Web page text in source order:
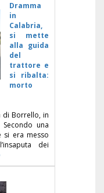
Dramma
in
Calabria,
si mette
alla guida
del
trattore e
si ribalta:
morto
di Borrello, in
una
si era messo
dei